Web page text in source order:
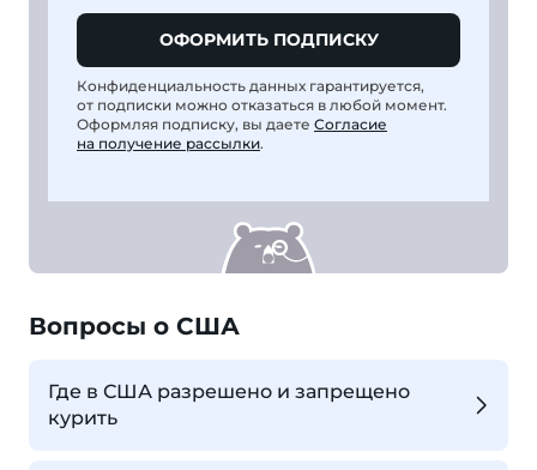
ОФОРМИТЬ ПОДПИСКУ
Конфиденциальность данных гарантируется,
от подписки можно отказаться в любой момент.
Оформляя подписку, вы даете Согласие
на получение рассылки.
Вопросы о США
Где в США разрешено и запрещено
курить